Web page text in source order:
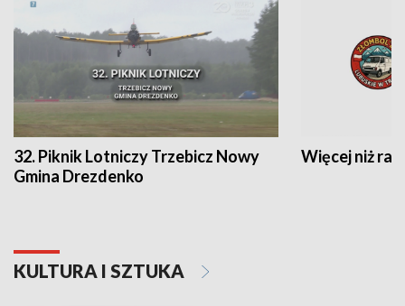
32. Piknik Lotniczy Trzebicz Nowy
Gmina Drezdenko
Więcej niż rajd
KULTURA I SZTUKA